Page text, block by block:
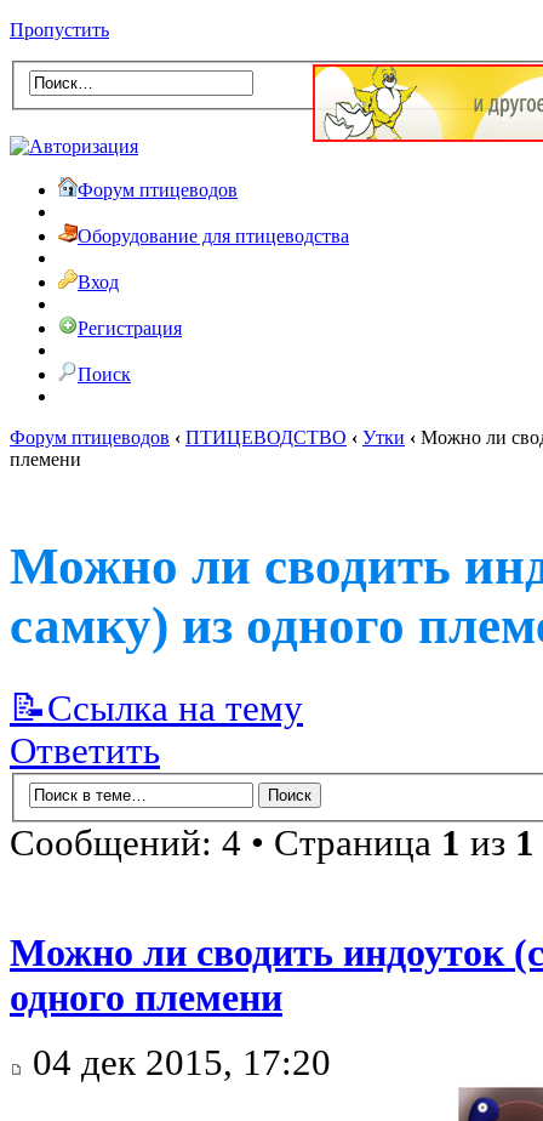
Пропустить
Форум птицеводов
Оборудование для птицеводства
Вход
Регистрация
Поиск
Форум птицеводов ‹ ПТИЦЕВОДСТВО ‹ Утки ‹ Можно ли
племени
Можно ли сводить
самку) из одного
📝Ссылка на тему
Ответить
Сообщений: 4 • Страница 1 из 1
Можно ли сводить индоуток
одного племени
04 дек 2015, 17:20